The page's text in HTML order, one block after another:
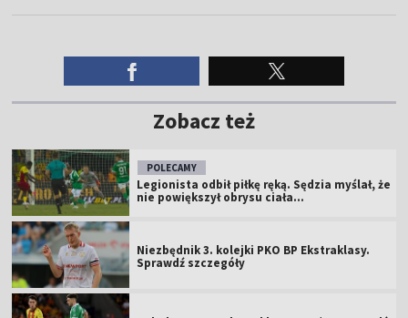
Zobacz też
POLECAMY
Legionista odbił piłkę ręką. Sędzia myślał, że
nie powiększył obrysu ciała...
Niezbędnik 3. kolejki PKO BP Ekstraklasy.
Sprawdź szczegóły